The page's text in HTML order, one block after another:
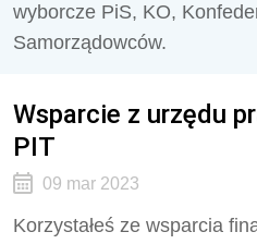
wyborcze PiS, KO,
Samorządowców.
Wsparcie z urzędu
PIT
09 mar 2023
Korzystałeś ze wsparcia